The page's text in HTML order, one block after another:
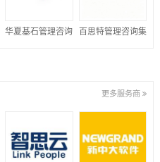
华夏基石管理咨询 百思特管理咨询集
更多服务商